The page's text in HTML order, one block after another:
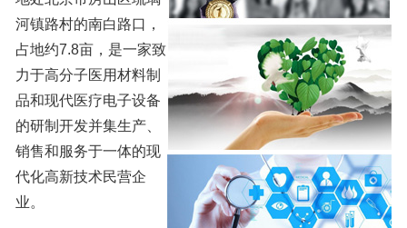
河镇路村的南白路口，
占地约7.8亩，是一家致
力于高分子医用材料制
品和现代医疗电子设备
的研制开发并集生产、
销售和服务于一体的现
代化高新技术民营企
业。